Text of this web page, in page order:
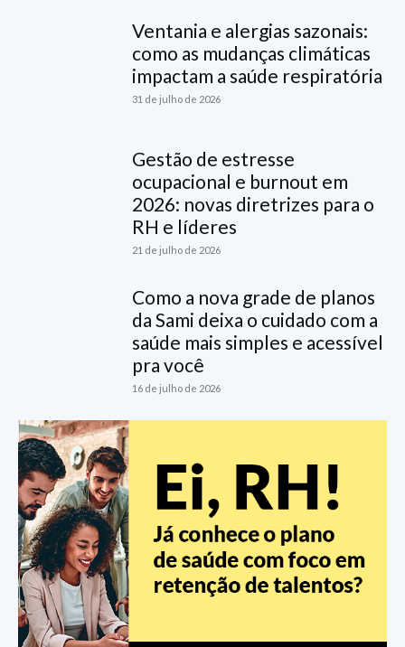
Ventania e alergias sazonais:
como as mudanças climáticas
impactam a saúde respiratória
31 de julho de 2026
Gestão de estresse
ocupacional e burnout em
2026: novas diretrizes para o
RH e líderes
21 de julho de 2026
Como a nova grade de planos
da Sami deixa o cuidado com a
saúde mais simples e acessível
pra você
16 de julho de 2026